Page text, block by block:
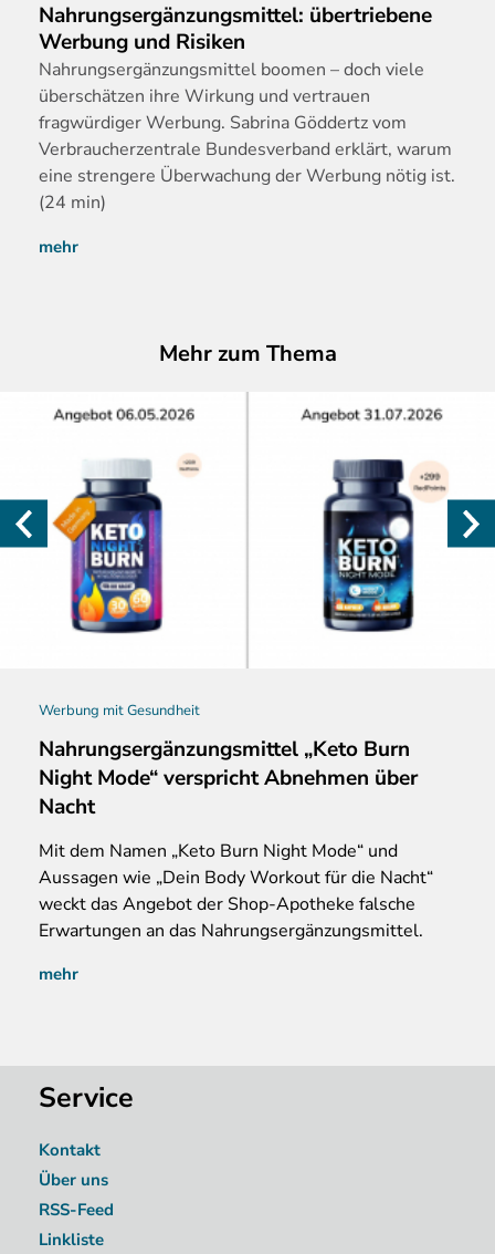
Nahrungsergänzungsmittel: übertriebene
Werbung und Risiken
Nahrungsergänzungsmittel boomen – doch viele
überschätzen ihre Wirkung und vertrauen
fragwürdiger Werbung. Sabrina Göddertz vom
Verbraucherzentrale Bundesverband erklärt, warum
eine strengere Überwachung der Werbung nötig ist.
(24 min)
mehr
Mehr zum Thema
Werbung mit Gesundheit
Nahrungsergänzungsmittel „Keto Burn
Night Mode“ verspricht Abnehmen über
Nacht
Mit dem Namen „Keto Burn Night Mode“ und
Aussagen wie „Dein Body Workout für die Nacht“
weckt das Angebot der Shop-Apotheke falsche
Erwartungen an das Nahrungsergänzungsmittel.
mehr
Service
Kontakt
Über uns
RSS-Feed
Linkliste